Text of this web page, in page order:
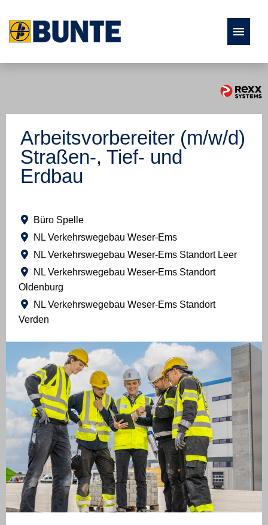
Fach- und Führungskräfte
Ausbildung und Studium
Studierende und Absolventen
Arbeitsvorbereiter (m/w/d)
Straßen-, Tief- und
Erdbau
Büro Spelle
NL Verkehrswegebau Weser-Ems
NL Verkehrswegebau Weser-Ems Standort Leer
NL Verkehrswegebau Weser-Ems Standort
Oldenburg
NL Verkehrswegebau Weser-Ems Standort
Verden